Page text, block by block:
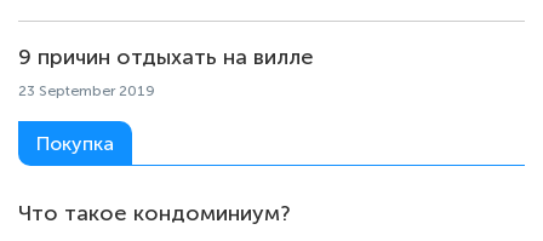
9 причин отдыхать на вилле
23 September 2019
Покупка
Что такое кондоминиум?